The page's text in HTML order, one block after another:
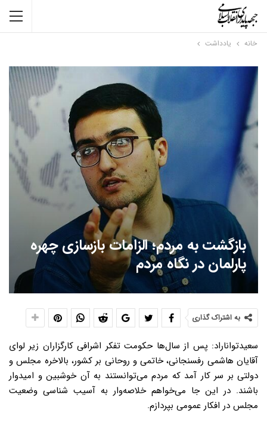
خانه یادداشت
بازگشت به مردم؛ الزامات بازسازی چهره
پارلمان در نگاه مردم
به اشتراک گذاری
سعیدتواناراد: پس از سال‌ها حکومت تفکر اشرافی کارگزاران زیر لوای
آقایان هاشمی رفسنجانی، خاتمی و روحانی بر کشور، بالاخره مجلس و
دولتی بر سر کار آمد که مردم می‌توانستند به آن خوشبین و امیدوار
باشند. در این جا می‌خواهم خلاصه‌وار به آسیب شناسی وضعیت
مجلس در افکار عمومی بپردازم.